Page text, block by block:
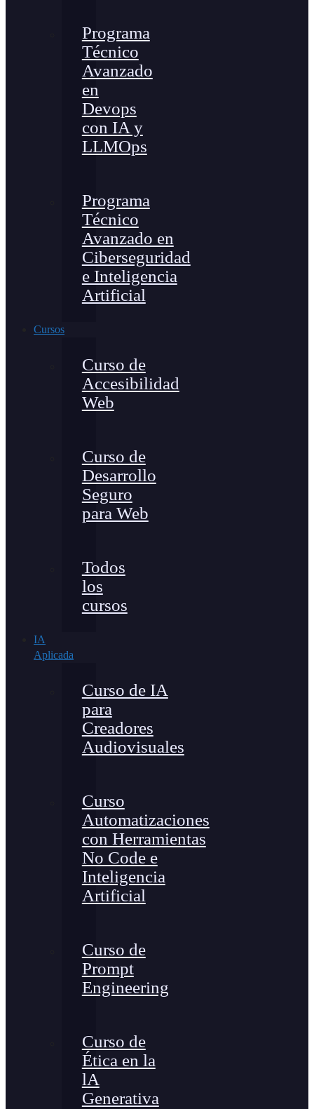
Programa
Técnico
Avanzado
en
Devops
con IA y
LLMOps
Programa
Técnico
Avanzado en
Ciberseguridad
e Inteligencia
Artificial
Cursos
Curso de
Accesibilidad
Web
Curso de
Desarrollo
Seguro
para Web
Todos
los
cursos
IA
Aplicada
Curso de IA
para
Creadores
Audiovisuales
Curso
Automatizaciones
con Herramientas
No Code e
Inteligencia
Artificial
Curso de
Prompt
Engineering
Curso de
Ética en la
lA
Generativa